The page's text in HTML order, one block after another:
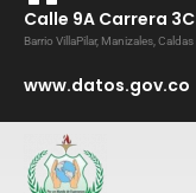
Calle 9A Carrera 3C
Barrio VillaPilar, Manizales, Caldas
www.datos.gov.co